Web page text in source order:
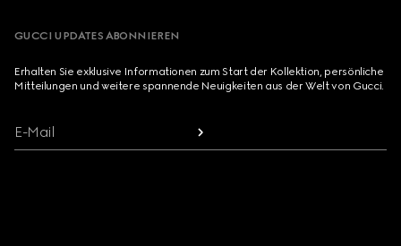
GUCCI UPDATES ABONNIEREN
Erhalten Sie exklusive Informationen zum Start der Kollektion, persönliche
Mitteilungen und weitere spannende Neuigkeiten aus der Welt von Gucci.
E-Mail